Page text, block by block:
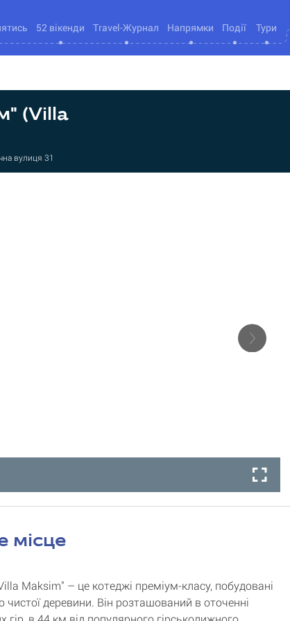
52 вікенди Travel-Журнал Напрямки Події Тури
(Villa
вулиця 31
місце
Maksim" – це котеджі преміум-класу, побудовані
чистої деревини. Він розташований в оточенні